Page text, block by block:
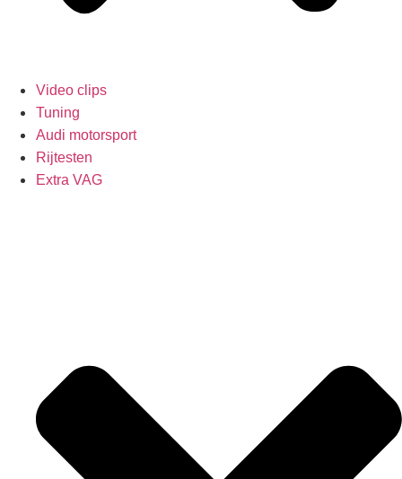
Video clips
Tuning
Audi motorsport
Rijtesten
Extra VAG